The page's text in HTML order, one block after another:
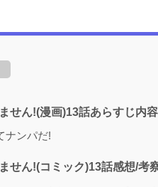
ん!(漫画)13話あらすじ内
ナンパだ!
ん!(コミック)13話感想/考